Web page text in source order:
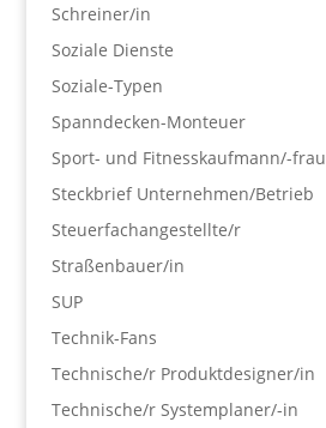
Schreiner/in
Soziale Dienste
Soziale-Typen
Spanndecken-Monteuer
Sport- und Fitnesskaufmann/-frau
Steckbrief Unternehmen/Betrieb
Steuerfachangestellte/r
Straßenbauer/in
SUP
Technik-Fans
Technische/r Produktdesigner/in
Technische/r Systemplaner/-in